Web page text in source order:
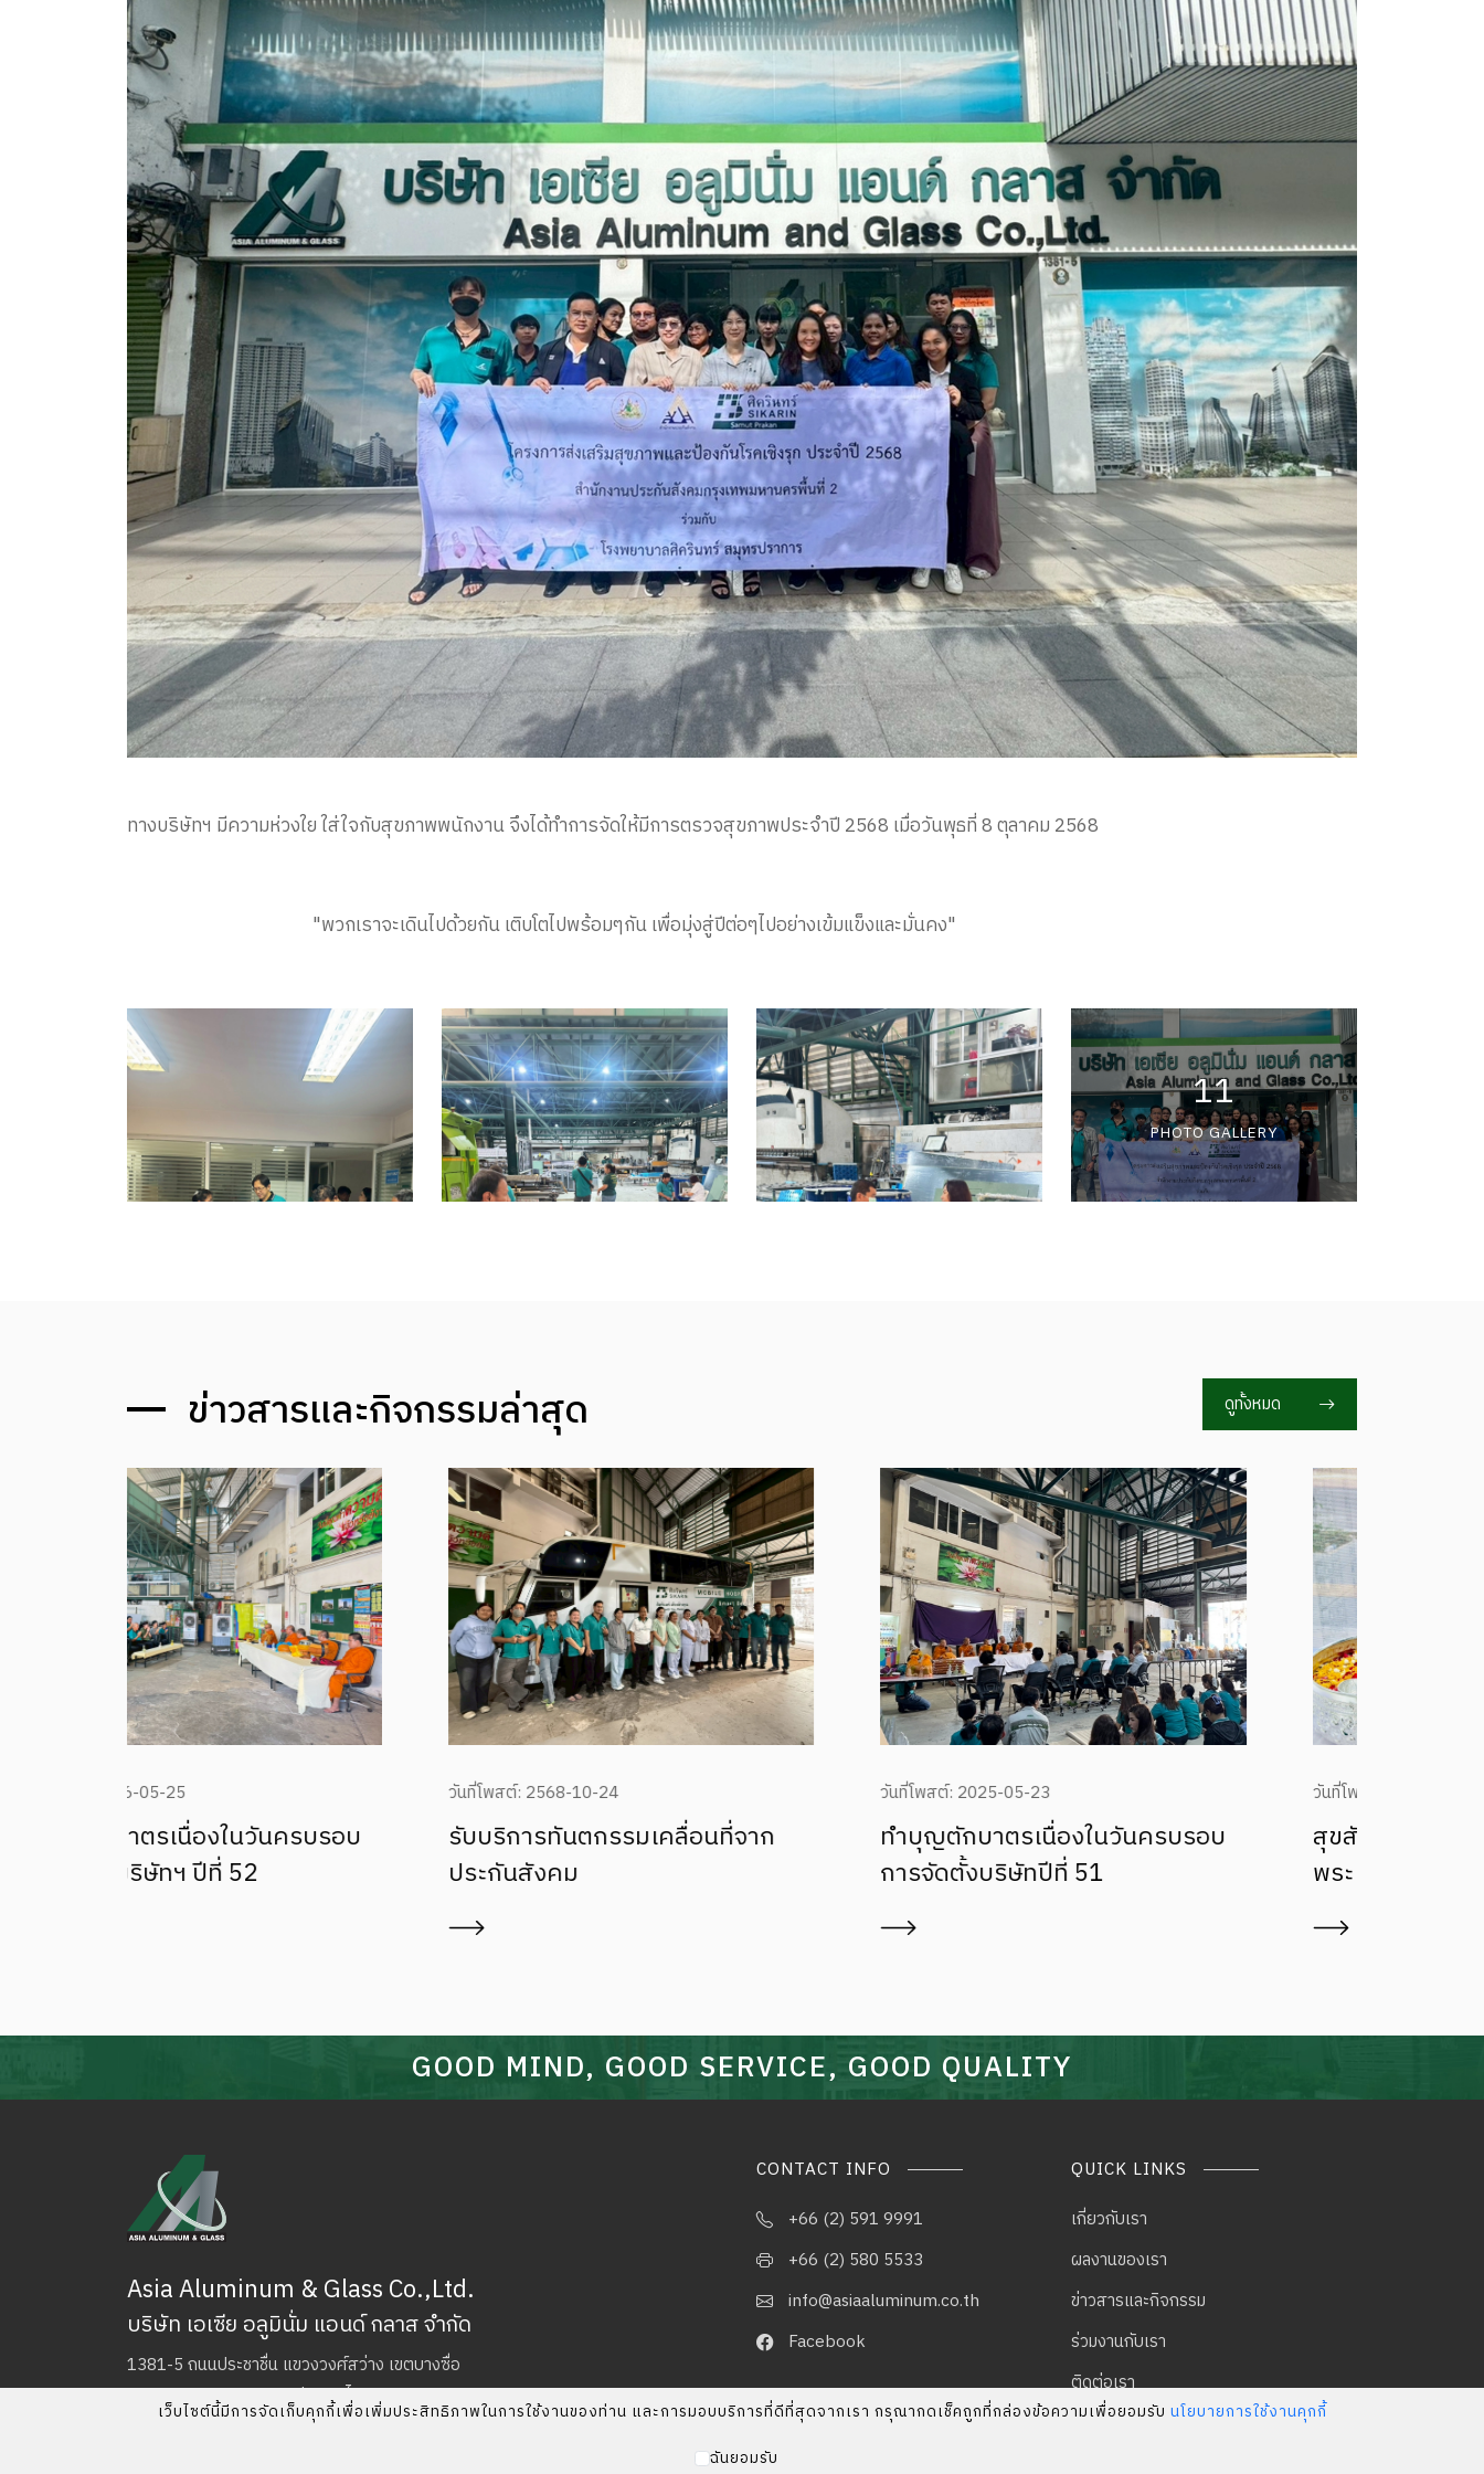
ทางบริษัทฯ มีความห่วงใย ใส่ใจกับสุขภาพพนักงาน จึงได้ทำการจัดให้มีการตรวจสุขภาพประจำปี 2568 เมื่อวันพุธที่ 8 ตุลาคม 2568
"พวกเราจะเดินไปด้วยกัน เติบโตไปพร้อมๆกัน เพื่อมุ่งสู่ปีต่อๆไปอย่างเข้มแข็งและมั่นคง"
11
PHOTO GALLERY
ข่าวสารและกิจกรรมล่าสุด ดูทั้งหมด
วันที่โพสต์: 2568-10-24
รับบริการทันตกรรมเคลื่อนที่จาก
ประกันสังคม
วันที่โพสต์: 2025-05-23
ทำบุญตักบาตรเนื่องในวันครบรอบ
การจัดตั้งบริษัทปีที่ 51
วันที่โพสต์: 2025-04-17
สุขสันต์วันสงกรานต์ ๒๕๖๘ - สรงน้ำ
พระ และขอพรผู้ใหญ่
GOOD MIND, GOOD SERVICE, GOOD QUALITY
Asia Aluminum & Glass Co.,Ltd.
บริษัท เอเซีย อลูมินั่ม แอนด์ กลาส จำกัด
1381-5 ถนนประชาชื่น แขวงวงศ์สว่าง เขตบางซื่อ
กรุงเทพมหานคร 10800 ประเทศไทย
CONTACT INFO
+66 (2) 591 9991
+66 (2) 580 5533
info@asiaaluminum.co.th
Facebook
QUICK LINKS
เกี่ยวกับเรา
ผลงานของเรา
ข่าวสารและกิจกรรม
ร่วมงานกับเรา
ติดต่อเรา
เว็บไซต์นี้มีการจัดเก็บคุกกี้เพื่อเพิ่มประสิทธิภาพในการใช้งานของท่าน และการมอบบริการที่ดีที่สุดจากเรา กรุณากดเช็คถูกที่กล่องข้อความเพื่อยอมรับ นโยบายการใช้งานคุกกี้
ฉันยอมรับ